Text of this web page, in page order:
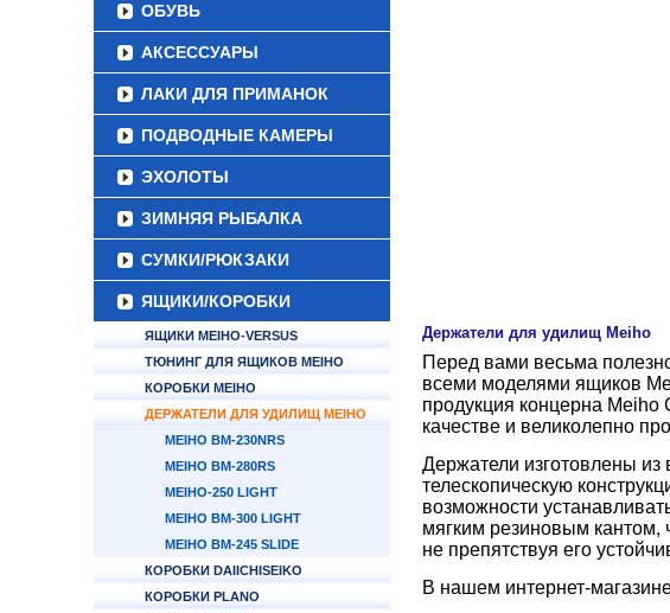
ОБУВЬ
АКСЕССУАРЫ
ЛАКИ ДЛЯ ПРИМАНОК
ПОДВОДНЫЕ КАМЕРЫ
ЭХОЛОТЫ
ЗИМНЯЯ РЫБАЛКА
СУМКИ/РЮКЗАКИ
ЯЩИКИ/КОРОБКИ
ЯЩИКИ MEIHO-VERSUS
ТЮНИНГ ДЛЯ ЯЩИКОВ MEIHO
КОРОБКИ MEIHO
ДЕРЖАТЕЛИ ДЛЯ УДИЛИЩ MEIHO
MEIHO BM-230NRS
MEIHO BM-280RS
MEIHO-250 LIGHT
MEIHO BM-300 LIGHT
MEIHO BM-245 SLIDE
КОРОБКИ DAIICHISEIKO
КОРОБКИ PLANO
Держатели для удилищ Meiho
Перед вами весьма
всеми моделями ящиков
продукция концерна Meiho
качестве и великолепно
Держатели изготовлены
телескопическую
возможности
мягким резиновым кантом,
не препятствуя его
В нашем интернет-